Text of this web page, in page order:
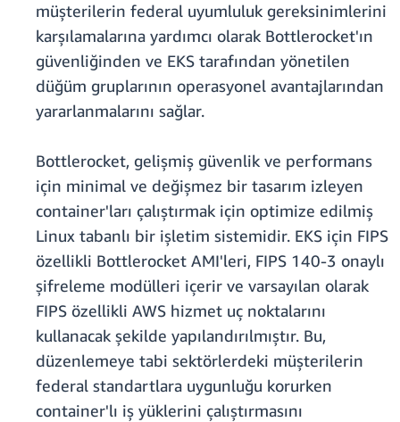
müşterilerin federal uyumluluk gereksinimlerini
karşılamalarına yardımcı olarak Bottlerocket'ın
güvenliğinden ve EKS tarafından yönetilen
düğüm gruplarının operasyonel avantajlarından
yararlanmalarını sağlar.
Bottlerocket, gelişmiş güvenlik ve performans
için minimal ve değişmez bir tasarım izleyen
container'ları çalıştırmak için optimize edilmiş
Linux tabanlı bir işletim sistemidir. EKS için FIPS
özellikli Bottlerocket AMI'leri, FIPS 140-3 onaylı
şifreleme modülleri içerir ve varsayılan olarak
FIPS özellikli AWS hizmet uç noktalarını
kullanacak şekilde yapılandırılmıştır. Bu,
düzenlemeye tabi sektörlerdeki müşterilerin
federal standartlara uygunluğu korurken
container'lı iş yüklerini çalıştırmasını